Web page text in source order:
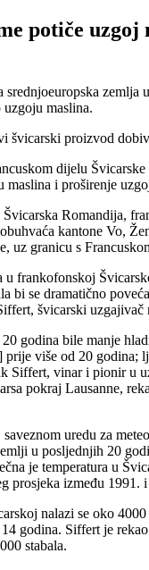
potiče uzgoj
srednjoeuropska zemlja
maslina.
švicarski proizvod
dijelu Švicarske
maslina i proširenje
Romandija,
kantone Vo,
uz granicu s
u frankofonskoj
bi se dramatično
švicarski uzgajivač
godina bile manje
više od 20 godina;
Siffert, vinar i pionir u
pokraj Lausanne,
uredu za
u posljednjih 20
je temperatura u
prosjeka između 1991.
nalazi se oko 4000
godina. Siffert je
stabala.